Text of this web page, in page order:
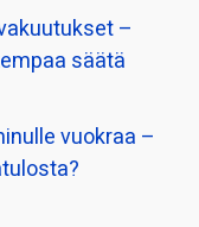
–
säätä
vuokraa –